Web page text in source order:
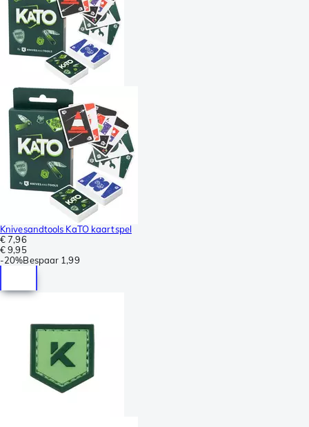
Knivesandtools KaTO kaartspel
€ 7,96
€ 9,95
-20%Bespaar 1,99